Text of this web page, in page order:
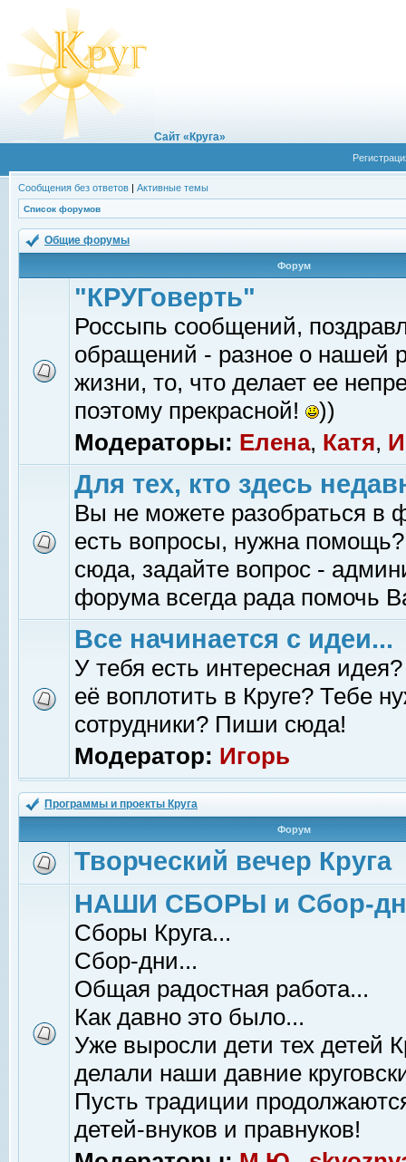
Сайт «Круга»
Сообщения без ответов | Активные темы
Список форумов
Общие форумы
Форум
"КРУГоверть"
Россыпь сообщений,
обращений - разное о нашей
жизни, то, что делает ее
поэтому прекрасной!
))
Модераторы: Елена, Катя,
Для тех, кто здесь
Вы не можете разобраться в
есть вопросы, нужна помощь?
сюда, задайте вопрос -
форума всегда рада помочь
Все начинается с идеи...
У тебя есть интересная
её воплотить в Круге? Тебе
сотрудники? Пиши сюда!
Модератор: Игорь
Программы и проекты Круга
Форум
Творческий вечер Круга
НАШИ СБОРЫ и Сбор-
Сборы Круга...
Сбор-дни...
Общая радостная работа...
Как давно это было...
Уже выросли дети тех детей
делали наши давние
Пусть традиции
детей-внуков и правнуков!